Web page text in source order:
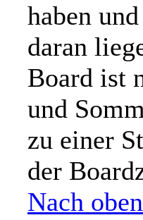
haben
daran
Board ist
und
zu einer
der
Nach oben